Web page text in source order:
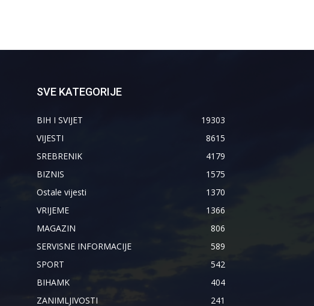
SVE KATEGORIJE
BIH I SVIJET
19303
VIJESTI
8615
SREBRENIK
4179
BIZNIS
1575
Ostale vijesti
1370
VRIJEME
1366
MAGAZIN
806
SERVISNE INFORMACIJE
589
SPORT
542
BIHAMK
404
ZANIMLJIVOSTI
241